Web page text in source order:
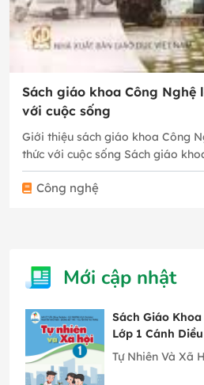
Sách giáo khoa Công Nghệ
với cuộc sống
Giới thiệu sách giáo khoa Công
thức với cuộc sống Sách giáo
Công nghệ
Mới cập nhật
Sách Giáo
Lớp 1 Cánh Diều
Tự Nhiên Và Xã